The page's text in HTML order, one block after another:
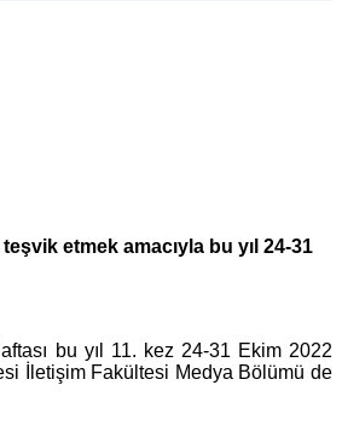
etmek amacıyla bu yıl 24-31
bu yıl 11. kez 24-31 Ekim 2022
İletişim Fakültesi Medya Bölümü de